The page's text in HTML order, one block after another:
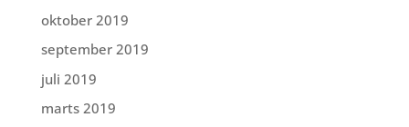
oktober 2019
september 2019
juli 2019
marts 2019